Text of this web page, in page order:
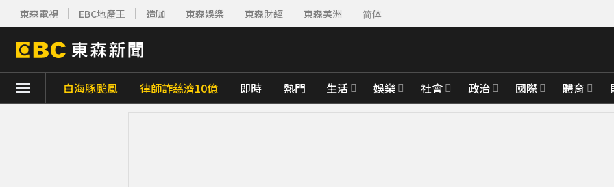
東森電視 EBC地產王 造咖 東森娛樂 東森財經 東森美洲 简体
白海豚颱風 律師詐慈濟10億 即時 熱門 生活 娛樂 社會 政治 國際 體育